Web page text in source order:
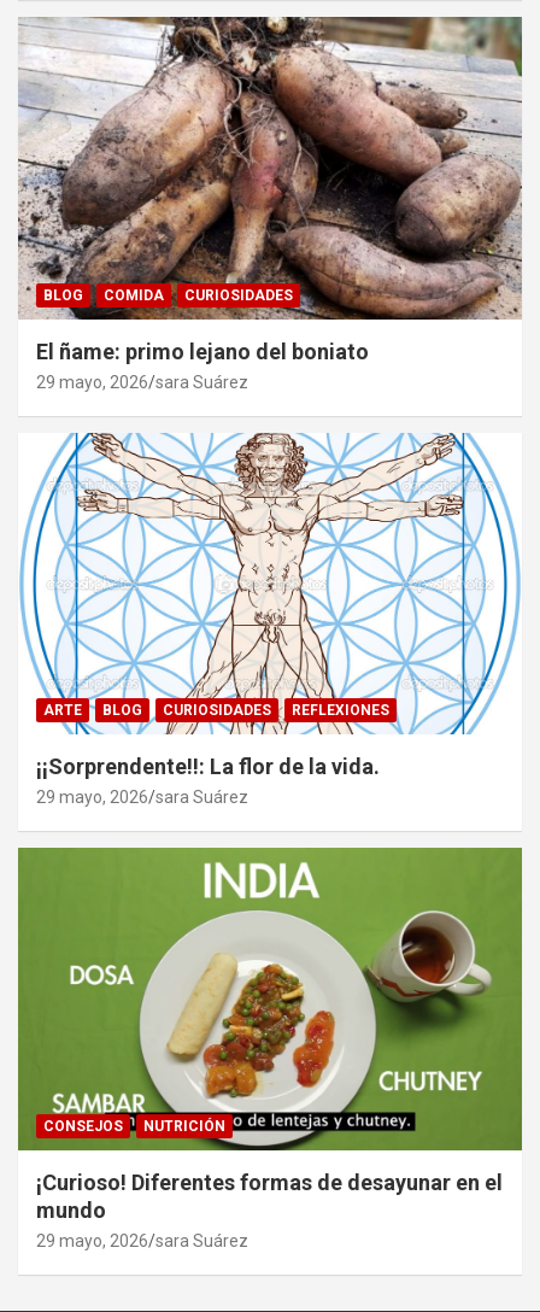
BLOG COMIDA CURIOSIDADES
El ñame: primo lejano del boniato
29 mayo, 2026 sara Suárez
ARTE BLOG CURIOSIDADES REFLEXIONES
¡¡Sorprendente!!: La flor de la vida.
29 mayo, 2026 sara Suárez
CONSEJOS NUTRICIÓN
¡Curioso! Diferentes formas de desayunar en el
mundo
29 mayo, 2026 sara Suárez